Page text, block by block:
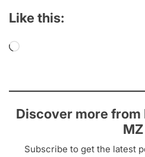
Like this:
Loading…
Discover more from
MZ
Subscribe to get the latest